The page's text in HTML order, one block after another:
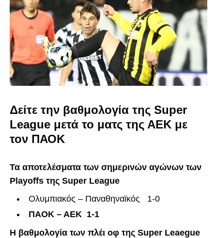
Δείτε την βαθμολογία της Super
League μετά το ματς της ΑΕΚ με
τον ΠΑΟΚ
Τα αποτελέσματα των σημερινών αγώνων των
Playoffs της Super League
Ολυμπιακός – Παναθηναϊκός 1-0
ΠΑΟΚ – ΑΕΚ 1-1
Η βαθμολογία των πλέι οφ της Super Leaegue